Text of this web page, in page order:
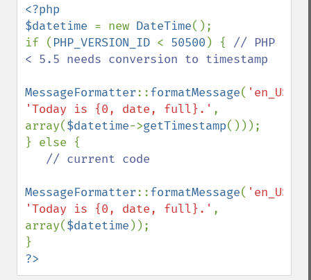
<?php
$datetime = new DateTime();
if ( PHP_VERSION_ID < 50500 ) { // PHP
< 5.5 needs conversion to timestamp
MessageFormatter::formatMessage( 'en_US'
'Today is {0, date, full}.' ,
array($datetime->getTimestamp()));
} else {
// current code
MessageFormatter::formatMessage( 'en_US'
'Today is {0, date, full}.' ,
array($datetime ));
?>